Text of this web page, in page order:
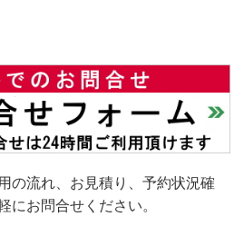
の流れ、お見積り、予約状況確
にお問合せください。